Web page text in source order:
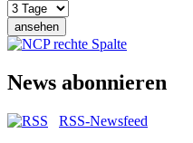
News abonnieren
RSS-Newsfeed